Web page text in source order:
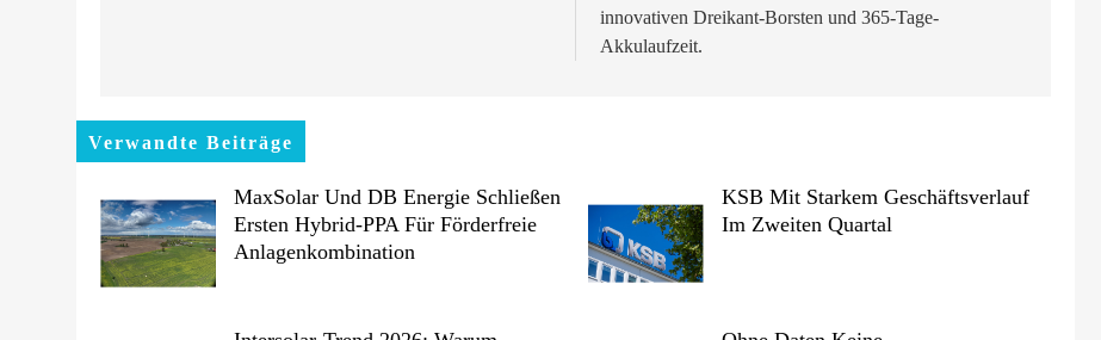
innovativen Dreikant-Borsten und 365-Tage-
Akkulaufzeit.
Verwandte Beiträge
MaxSolar Und DB Energie Schließen
Ersten Hybrid-PPA Für Förderfreie
Anlagenkombination
KSB Mit Starkem Geschäftsverlauf
Im Zweiten Quartal